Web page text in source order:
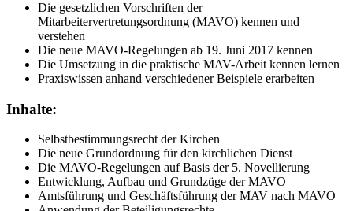
Die gesetzlichen Vorschriften der
Mitarbeitervertretungsordnung (MAVO) kennen und
verstehen
Die neue MAVO-Regelungen ab 19. Juni 2017 kennen
Die Umsetzung in die praktische MAV-Arbeit kennen lernen
Praxiswissen anhand verschiedener Beispiele erarbeiten
Inhalte:
Selbstbestimmungsrecht der Kirchen
Die neue Grundordnung für den kirchlichen Dienst
Die MAVO-Regelungen auf Basis der 5. Novellierung
Entwicklung, Aufbau und Grundzüge der MAVO
Amtsführung und Geschäftsführung der MAV nach MAVO